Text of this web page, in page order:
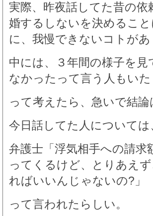
実際、昨夜話してた昔の
婚するしないを決めるこ
に、我慢できないコトが
中には、３年間の様子を
なかったって言う人もい
って考えたら、急いで結
今日話してた人について
弁護士「浮気相手への請
ってくるけど、とりあえ
ればいいんじゃないの?」
って言われたらしい。